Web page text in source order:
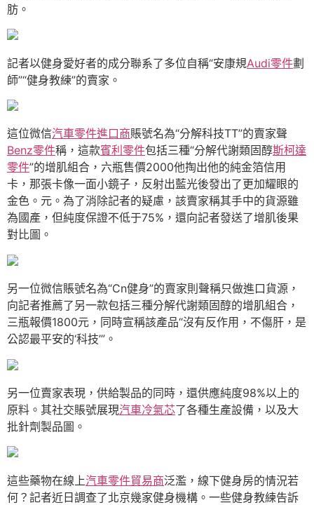
肪。
記者以健身愛好者的成分聯系了多位自稱“安康規Audi零件劃
師”“健身教練”的賣家。
這位微信汽車零件進口商賬號名為“分解科技TT”的賣家聲
Benz零件稱，這款賓利零件包括三種“分解代謝類固醇斯柯達
零件”的增肌組合，六瓶售價2000他掏出他的純金箔信用
卡，那張卡像一面小鏡子，反射出藍光後發出了更加耀眼的
金色。元。為了消除記者的疑慮，該賣家稱其手中的貨源雖
為國產，但純度保證不低于75%，還向記者發送了增肌後果
對比圖。
另一位微信賬號名為“Cn健身”的賣家則聲稱只做進口貨源，
向記者推薦了另一款包括三種分解代謝類固醇的增肌組合，
三瓶報價1800元，同時宣稱該產品“沒有反作用，不傷肝，是
公認最平安的‘科技’”。
另一位賣家表現，供給製品的同時，還供應純度98%以上的
原料。其社交賬號展現汽車冷氣芯了各種生產設備，以及大
批針劑製品圖。
這些藥物在線上汽車零件貿易商泛濫，線下健身房的情況若
何？記者近日調查了北京幾家健身機構。一些健身教練告訴